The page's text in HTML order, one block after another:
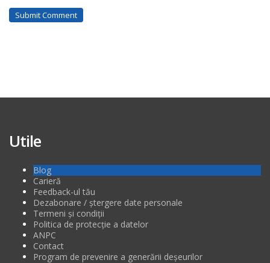
Utile
Blog
Carieră
Feedback-ul tău
Dezabonare / ștergere date personale
Termeni și condiții
Politica de protecție a datelor
ANPC
Contact
Program de prevenire a generării deșeurilor